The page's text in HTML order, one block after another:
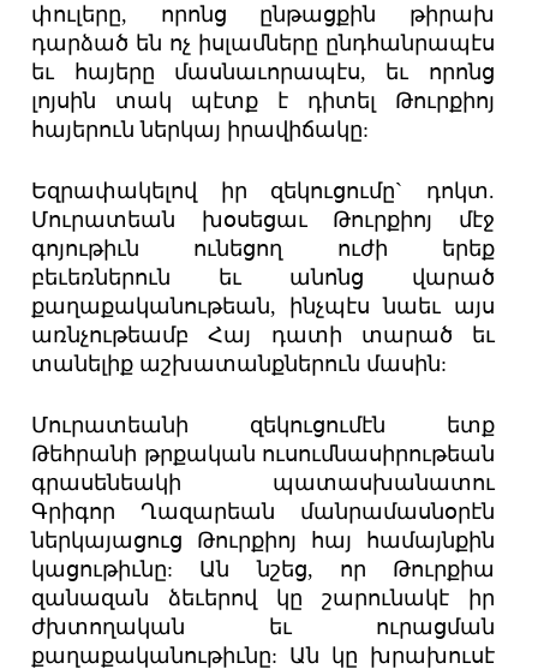
փուլերը, որոնց ընթացքին թիրախ
դարձած են ոչ իսլամները ընդհանրապէս
եւ հայերը մասնաւորապէս, եւ որոնց
լոյսին տակ պէտք է դիտել Թուրքիոյ
հայերուն ներկայ իրավիճակը:
Եզրափակելով իր զեկուցումը` դոկտ.
Մուրատեան խօսեցաւ Թուրքիոյ մէջ
գոյութիւն ունեցող ուժի երեք
բեւեռներուն եւ անոնց վարած
քաղաքականութեան, ինչպէս նաեւ այս
առնչութեամբ Հայ դատի տարած եւ
տանելիք աշխատանքներուն մասին:
Մուրատեանի զեկուցումէն ետք
Թեհրանի թրքական ուսումնասիրութեան
գրասենեակի պատասխանատու
Գրիգոր Ղազարեան մանրամասնօրէն
ներկայացուց Թուրքիոյ հայ համայնքին
կացութիւնը: Ան նշեց, որ Թուրքիա
զանազան ձեւերով կը շարունակէ իր
ժխտողական եւ ուրացման
քաղաքականութիւնը: Ան կը խրախուսէ